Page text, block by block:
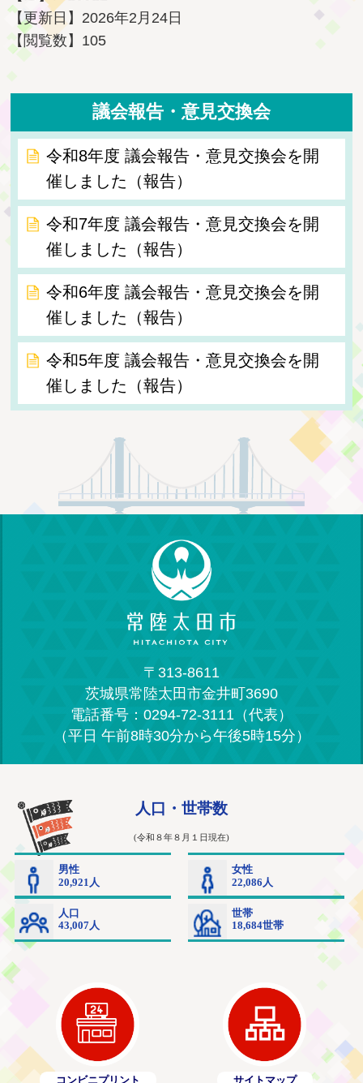
【更新日】 2026年2月24日
【閲覧数】 105
議会報告・意見交換会
令和8年度 議会報告・意見交換会を開
催しました（報告）
令和7年度 議会報告・意見交換会を開
催しました（報告）
令和6年度 議会報告・意見交換会を開
催しました（報告）
令和5年度 議会報告・意見交換会を開
催しました（報告）
〒313-8611
茨城県常陸太田市金井町3690
電話番号：0294-72-3111（代表）
（平日 午前8時30分から午後5時15分）
コンビニプリント サイトマップ